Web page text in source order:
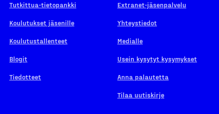
Tutkittua-tietopankki
Koulutukset jäsenille
Koulutustallenteet
Blogit
Tiedotteet
Extranet-jäsenpalvelu
Yhteystiedot
Medialle
Usein kysytyt kysymykset
Anna palautetta
Tilaa uutiskirje